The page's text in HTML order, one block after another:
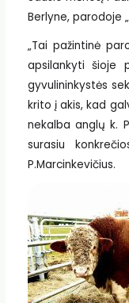
Berlyne, parodoje
„Tai pažintinė
apsilankyti šioje
gyvulininkystės
krito į akis, kad
nekalba anglų k.
surasiu
P.Marcinkevičius.